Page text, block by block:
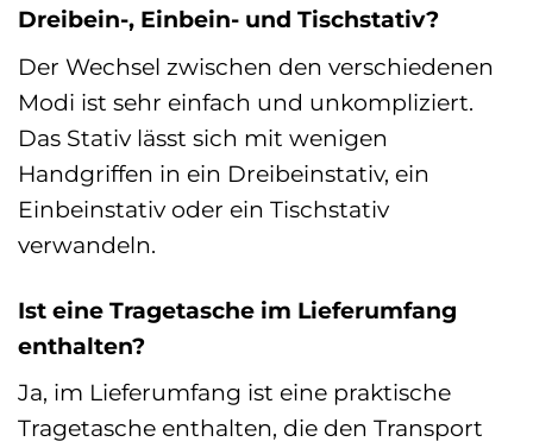
Dreibein-, Einbein- und Tischstativ?
Der Wechsel zwischen den verschiedenen
Modi ist sehr einfach und unkompliziert.
Das Stativ lässt sich mit wenigen
Handgriffen in ein Dreibeinstativ, ein
Einbeinstativ oder ein Tischstativ
verwandeln.
Ist eine Tragetasche im Lieferumfang
enthalten?
Ja, im Lieferumfang ist eine praktische
Tragetasche enthalten, die den Transport